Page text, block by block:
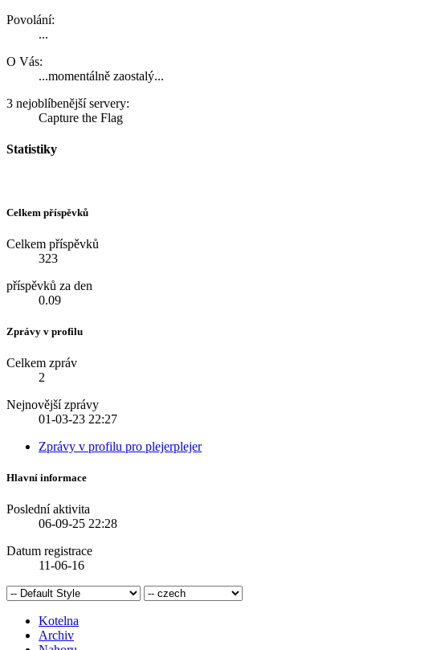
Povolání:
...
O Vás:
...momentálně zaostalý...
3 nejoblíbenější servery:
Capture the Flag
Statistiky
Celkem příspěvků
Celkem příspěvků
323
příspěvků za den
0.09
Zprávy v profilu
Celkem zpráv
2
Nejnovější zprávy
01-03-23 22:27
Zprávy v profilu pro plejerplejer
Hlavní informace
Poslední aktivita
06-09-25 22:28
Datum registrace
11-06-16
Kotelna
Archiv